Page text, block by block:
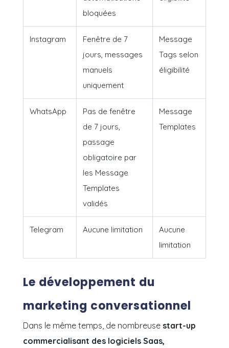
bloquées
Instagram
Fenêtre de 7
jours, messages
manuels
uniquement
Message
Tags selon
éligibilité
WhatsApp
Pas de fenêtre
de 7 jours,
passage
obligatoire par
les Message
Templates
validés
Message
Templates
Telegram Aucune limitation
Aucune
limitation
Le développement du
marketing conversationnel
Dans le même temps, de nombreuse start-up
commercialisant des logiciels Saas,